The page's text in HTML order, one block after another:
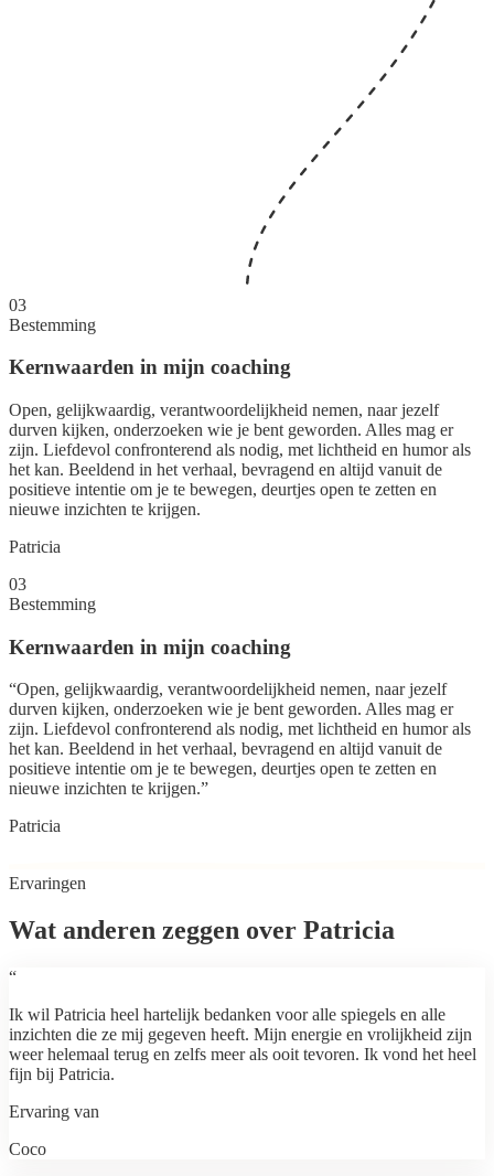
03
Bestemming
Kernwaarden in mijn coaching
Open, gelijkwaardig, verantwoordelijkheid nemen, naar jezelf
durven kijken, onderzoeken wie je bent geworden. Alles mag er
zijn. Liefdevol confronterend als nodig, met lichtheid en humor als
het kan. Beeldend in het verhaal, bevragend en altijd vanuit de
positieve intentie om je te bewegen, deurtjes open te zetten en
nieuwe inzichten te krijgen.
Patricia
03
Bestemming
Kernwaarden in mijn coaching
“Open, gelijkwaardig, verantwoordelijkheid nemen, naar jezelf
durven kijken, onderzoeken wie je bent geworden. Alles mag er
zijn. Liefdevol confronterend als nodig, met lichtheid en humor als
het kan. Beeldend in het verhaal, bevragend en altijd vanuit de
positieve intentie om je te bewegen, deurtjes open te zetten en
nieuwe inzichten te krijgen.”
Patricia
Ervaringen
Wat anderen zeggen over Patricia
“
Ik wil Patricia heel hartelijk bedanken voor alle spiegels en alle
inzichten die ze mij gegeven heeft. Mijn energie en vrolijkheid zijn
weer helemaal terug en zelfs meer als ooit tevoren. Ik vond het heel
fijn bij Patricia.
Ervaring van
Coco